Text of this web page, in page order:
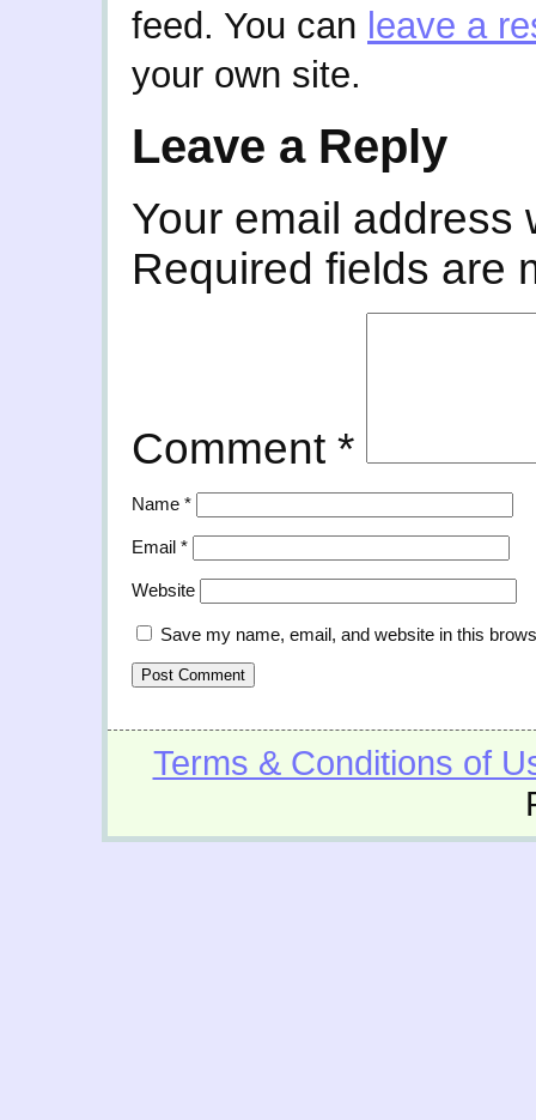
feed. You can leave a
your own site.
Leave a Reply
Your email address
Required fields are
Comment *
Name *
Email *
Website
Save my name, email, and website in this
Terms & Conditions of